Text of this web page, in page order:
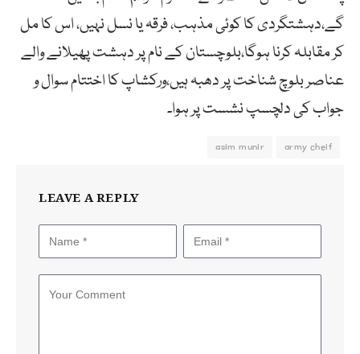
گے،دہشتگردی کا کوئی مذہب، فرقہ یا نسل نہیں، اس کا مل
کر مقابلہ کرنا ہوگا،بلوچستان کے نام پر دہشت پھیلانے والے
عناصر بلوچ شناخت پر دھبہ ہیں،ورکشاپ کا اختتام سوال و
جواب کی دلچسپ نشست پر ہوا۔
army cheif
asim munir
LEAVE A REPLY